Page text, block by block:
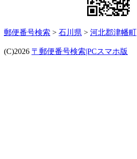
郵便番号検索 > 石川県 > 河北郡津幡町
(C)2026 〒郵便番号検索|PCスマホ版